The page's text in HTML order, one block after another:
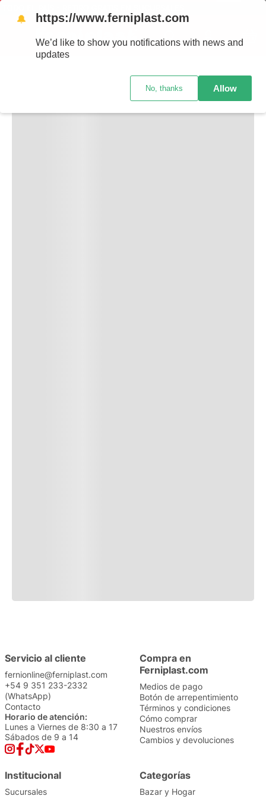
TAMBIÉN TE PUEDE INTERESAR
Servicio al cliente
fernionline@ferniplast.com
+54 9 351 233-2332
(WhatsApp)
Contacto
Horario de atención:
Lunes a Viernes de 8:30 a 17
Sábados de 9 a 14
Compra en
Ferniplast.com
Medios de pago
Botón de arrepentimiento
Términos y condiciones
Cómo comprar
Nuestros envíos
Cambios y devoluciones
Institucional
Sucursales
Categorías
Bazar y Hogar
🔔 https://www.ferniplast.com
We’d like to show you notifications with news and
updates
No, thanks Allow